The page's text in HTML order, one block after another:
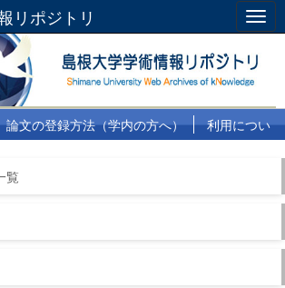
リポジトリ
論文の登録方法（学内の方へ）
利用につい
覧